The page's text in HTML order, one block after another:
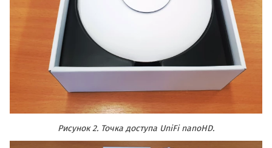
Рисунок 2. Точка доступа UniFi nanoHD.